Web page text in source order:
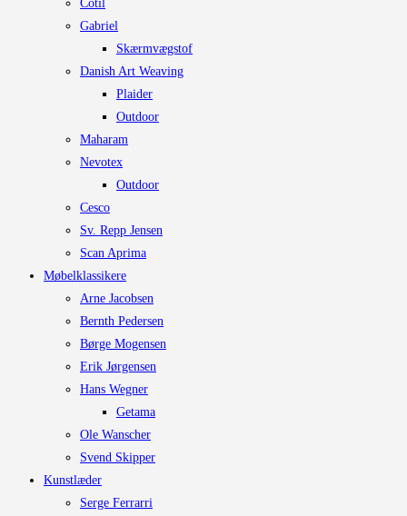
Cotil
Gabriel
Skærmvægstof
Danish Art Weaving
Plaider
Outdoor
Maharam
Nevotex
Outdoor
Cesco
Sv. Repp Jensen
Scan Aprima
Møbelklassikere
Arne Jacobsen
Bernth Pedersen
Børge Mogensen
Erik Jørgensen
Hans Wegner
Getama
Ole Wanscher
Svend Skipper
Kunstlæder
Serge Ferrarri